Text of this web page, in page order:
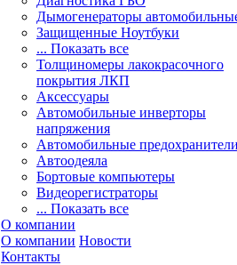
Дымогенераторы
Защищенные Ноутбуки
... Показать все
Толщиномеры лакокрасочного
покрытия ЛКП
Аксессуары
Автомобильные инверторы
напряжения
Автомобильные
Автоодеяла
Бортовые компьютеры
Видеорегистраторы
... Показать все
О компании
О компании Новости
Контакты